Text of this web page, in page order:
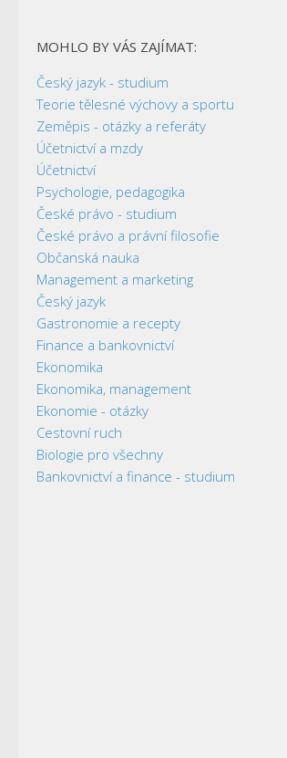
MOHLO BY VÁS ZAJÍMAT:
Český jazyk - studium
Teorie tělesné výchovy a sportu
Zeměpis - otázky a referáty
Účetnictví a mzdy
Účetnictví
Psychologie, pedagogika
České právo - studium
České právo a právní filosofie
Občanská nauka
Management a marketing
Český jazyk
Gastronomie a recepty
Finance a bankovnictví
Ekonomika
Ekonomika, management
Ekonomie - otázky
Cestovní ruch
Biologie pro všechny
Bankovnictví a finance - studium